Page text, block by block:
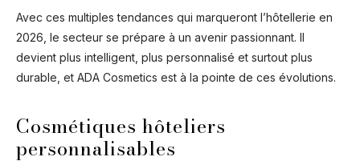
Avec ces multiples tendances qui marqueront l’hôtellerie en
2026, le secteur se prépare à un avenir passionnant. Il
devient plus intelligent, plus personnalisé et surtout plus
durable, et ADA Cosmetics est à la pointe de ces évolutions.
Cosmétiques hôteliers
personnalisables